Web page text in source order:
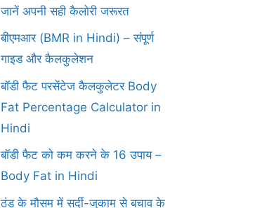
जानें अपनी सही कैलोरी जरूरत
बीएमआर (BMR in Hindi) – संपूर्ण
गाइड और कैलकुलेशन
बॉडी फैट परसेंटेज कैलकुलेटर Body
Fat Percentage Calculator in
Hindi
बॉडी फैट को कम करने के 16 उपाय –
Body Fat in Hindi
ठंड के मौसम में सर्दी-जुकाम से बचाव के